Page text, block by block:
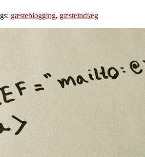
gæsteblogging, gæsteindlæg